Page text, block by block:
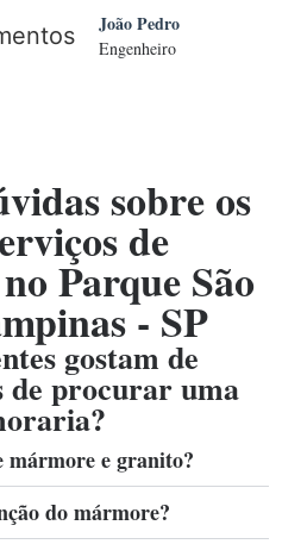
João Pedro
Engenheiro
sobre os
de
Parque São
- SP
gostam de
de procurar uma
mármore e granito?
do mármore?